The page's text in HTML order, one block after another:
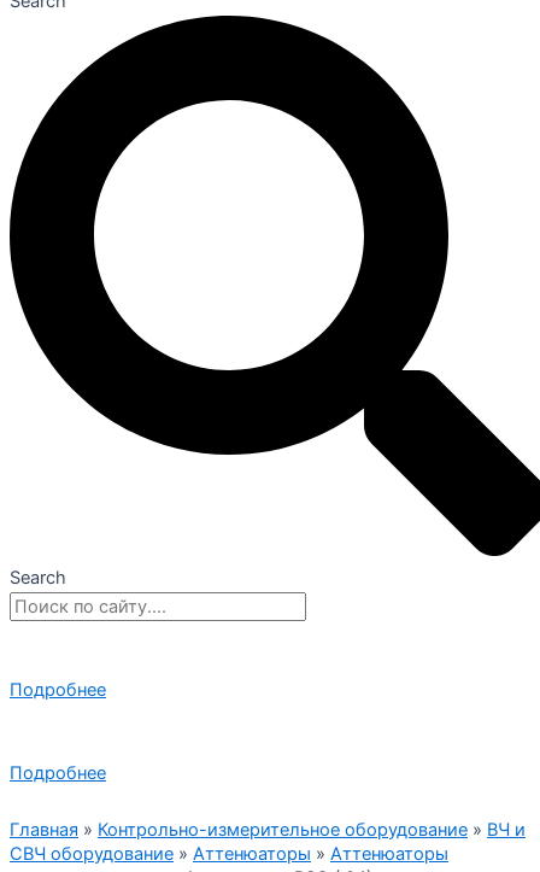
Search
Подробнее
Подробнее
Главная » Контрольно-измерительное оборудование » ВЧ и
СВЧ оборудование » Аттенюаторы » Аттенюаторы